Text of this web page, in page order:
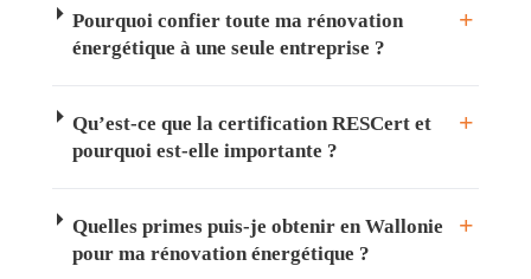
Pourquoi confier toute ma rénovation
énergétique à une seule entreprise ?
Qu’est-ce que la certification RESCert et
pourquoi est-elle importante ?
Quelles primes puis-je obtenir en Wallonie
pour ma rénovation énergétique ?